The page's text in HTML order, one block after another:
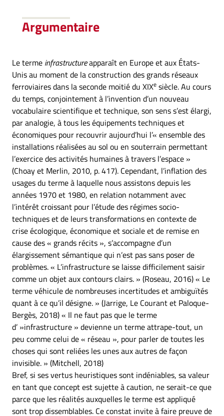
Argumentaire
Le terme infrastructureapparaît en Europe et aux États-
Unis au moment de la construction des grands réseaux
ferroviaires dans la seconde moitié du XIXe siècle. Au cours
du temps, conjointement à l’invention d’un nouveau
vocabulaire scientifique et technique, son sens s’est élargi,
par analogie, à tous les équipements techniques et
économiques pour recouvrir aujourd’hui l’« ensemble des
installations réalisées au sol ou en souterrain permettant
l’exercice des activités humaines à travers l’espace »
(Choay et Merlin, 2010, p. 417). Cependant, l’inflation des
usages du terme à laquelle nous assistons depuis les
années 1970 et 1980, en relation notamment avec
l’intérêt croissant pour l’étude des régimes socio-
techniques et de leurs transformations en contexte de
crise écologique, économique et sociale et de remise en
cause des « grands récits », s’accompagne d’un
élargissement sémantique qui n’est pas sans poser de
problèmes. « L’infrastructure se laisse difficilement saisir
comme un objet aux contours clairs. » (Roseau, 2016) « Le
terme véhicule de nombreuses incertitudes et ambiguïtés
quant à ce qu’il désigne. » (Jarrige, Le Courant et Paloque-
Bergès, 2018) « Il ne faut pas que le terme
d’ »infrastructure » devienne un terme attrape-tout, un
peu comme celui de « réseau », pour parler de toutes les
choses qui sont reliées les unes aux autres de façon
invisible. » (Mitchell, 2018)
Bref, si ses vertus heuristiques sont indéniables, sa valeur
en tant que concept est sujette à caution, ne serait-ce que
parce que les réalités auxquelles le terme est appliqué
sont trop dissemblables. Ce constat invite à faire preuve de